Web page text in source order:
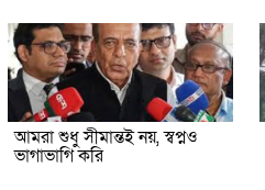
আমরা শুধু সীমান্তই নয়, স্বপ্নও
ভাগাভাগি করি